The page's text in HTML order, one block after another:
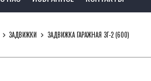
ЗАДВИЖКИ ЗАДВИЖКА ГАРАЖНАЯ ЗГ-2 (600)